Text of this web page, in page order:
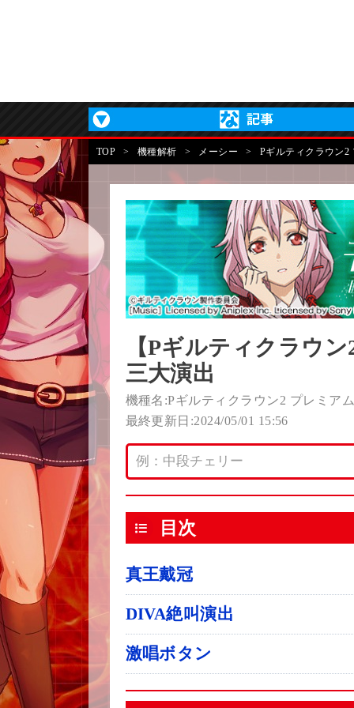
TOP > 機種解析 > メーシー > Pギルティクラウン
【Pギルティクラウ
三大演出
機種名:Pギルティクラウン2 プレミア
最終更新日:2024/05/01 15:56
目次
真王戴冠
DIVA絶叫演出
激唱ボタン